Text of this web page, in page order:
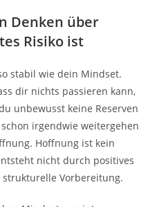
Denken über
Risiko ist
stabil wie dein Mindset.
dir nichts passieren kann,
unbewusst keine Reserven
irgendwie weitergehen
Hoffnung ist kein
nicht durch positives
Vorbereitung.